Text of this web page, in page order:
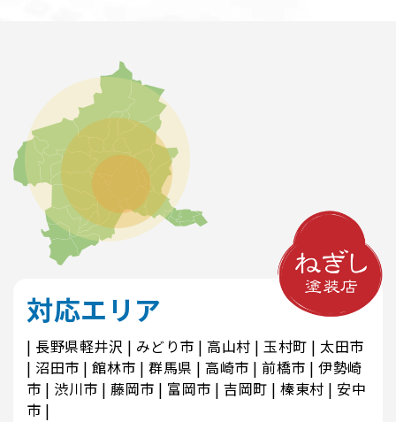
対応エリア
長野県軽井沢 みどり市 高山村 玉村町
太田市
沼田市
館林市 群馬県 高崎市 前橋市
伊勢崎
市
渋川市 藤岡市 富岡市 吉岡町 榛東村
安中
市